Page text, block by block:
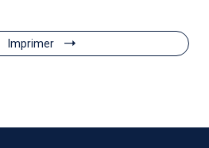
Imprimer